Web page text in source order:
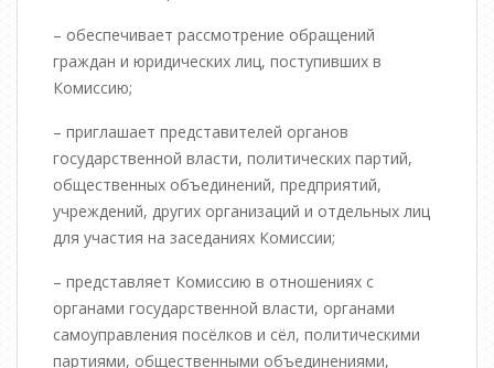
– обеспечивает рассмотрение обращений
граждан и юридических лиц, поступивших в
Комиссию;
– приглашает представителей органов
государственной власти, политических партий,
общественных объединений, предприятий,
учреждений, других организаций и отдельных лиц
для участия на заседаниях Комиссии;
– представляет Комиссию в отношениях с
органами государственной власти, органами
самоуправления посёлков и сёл, политическими
партиями, общественными объединениями,